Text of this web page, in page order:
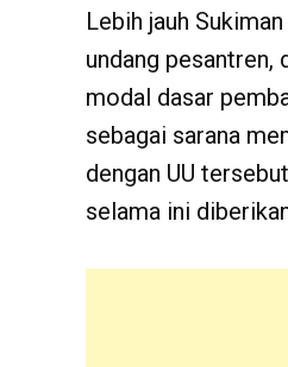
Lebih jauh
undang pesantren,
modal dasar
sebagai sarana
dengan UU
selama ini